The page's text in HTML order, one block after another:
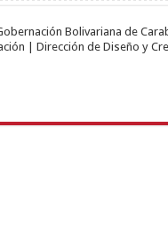
Bolivariana de
| Dirección de Diseño y